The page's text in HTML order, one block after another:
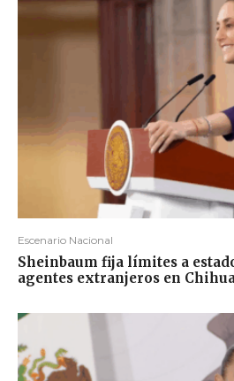
Escenario Nacional
Sheinbaum fija límites a
agentes extranjeros en